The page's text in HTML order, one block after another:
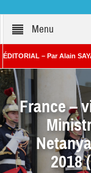
Menu
– Par Alain SAYADA –
SAYADA
France –
2018